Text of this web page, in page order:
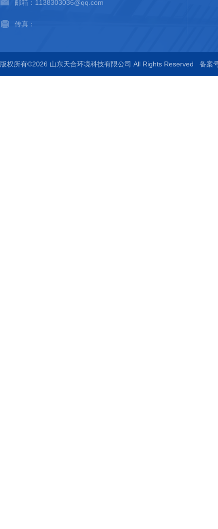
邮箱：1138303036@qq.com
传真：
版权所有©2026 山东天合环境科技有限公司 All Rights Reserved 备案